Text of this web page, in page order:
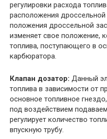
регулировки расхода
расположения
положения дроссельной
изменяет свое положение,
топлива, поступающего в
карбюратора.
Клапан дозатор: Данный
топлива в зависимости от
основное топливное
под воздействием
регулирует количество
впускную трубу.